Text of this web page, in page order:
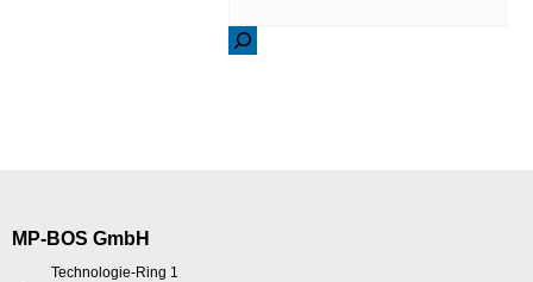
MP-BOS GmbH
Technologie-Ring 1